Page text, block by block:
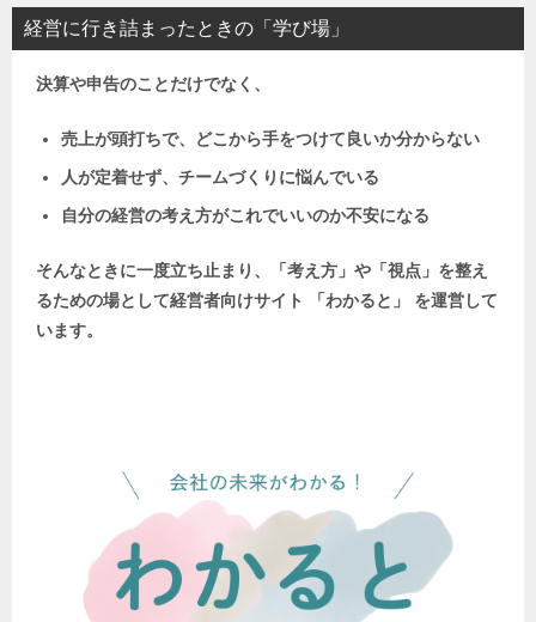
経営に行き詰まったときの「学び場」
決算や申告のことだけでなく、
売上が頭打ちで、どこから手をつけて良いか分からない
人が定着せず、チームづくりに悩んでいる
自分の経営の考え方がこれでいいのか不安になる
そんなときに一度立ち止まり、「考え方」や「視点」を整え
るための場として経営者向けサイト 「わかると」 を運営して
います。